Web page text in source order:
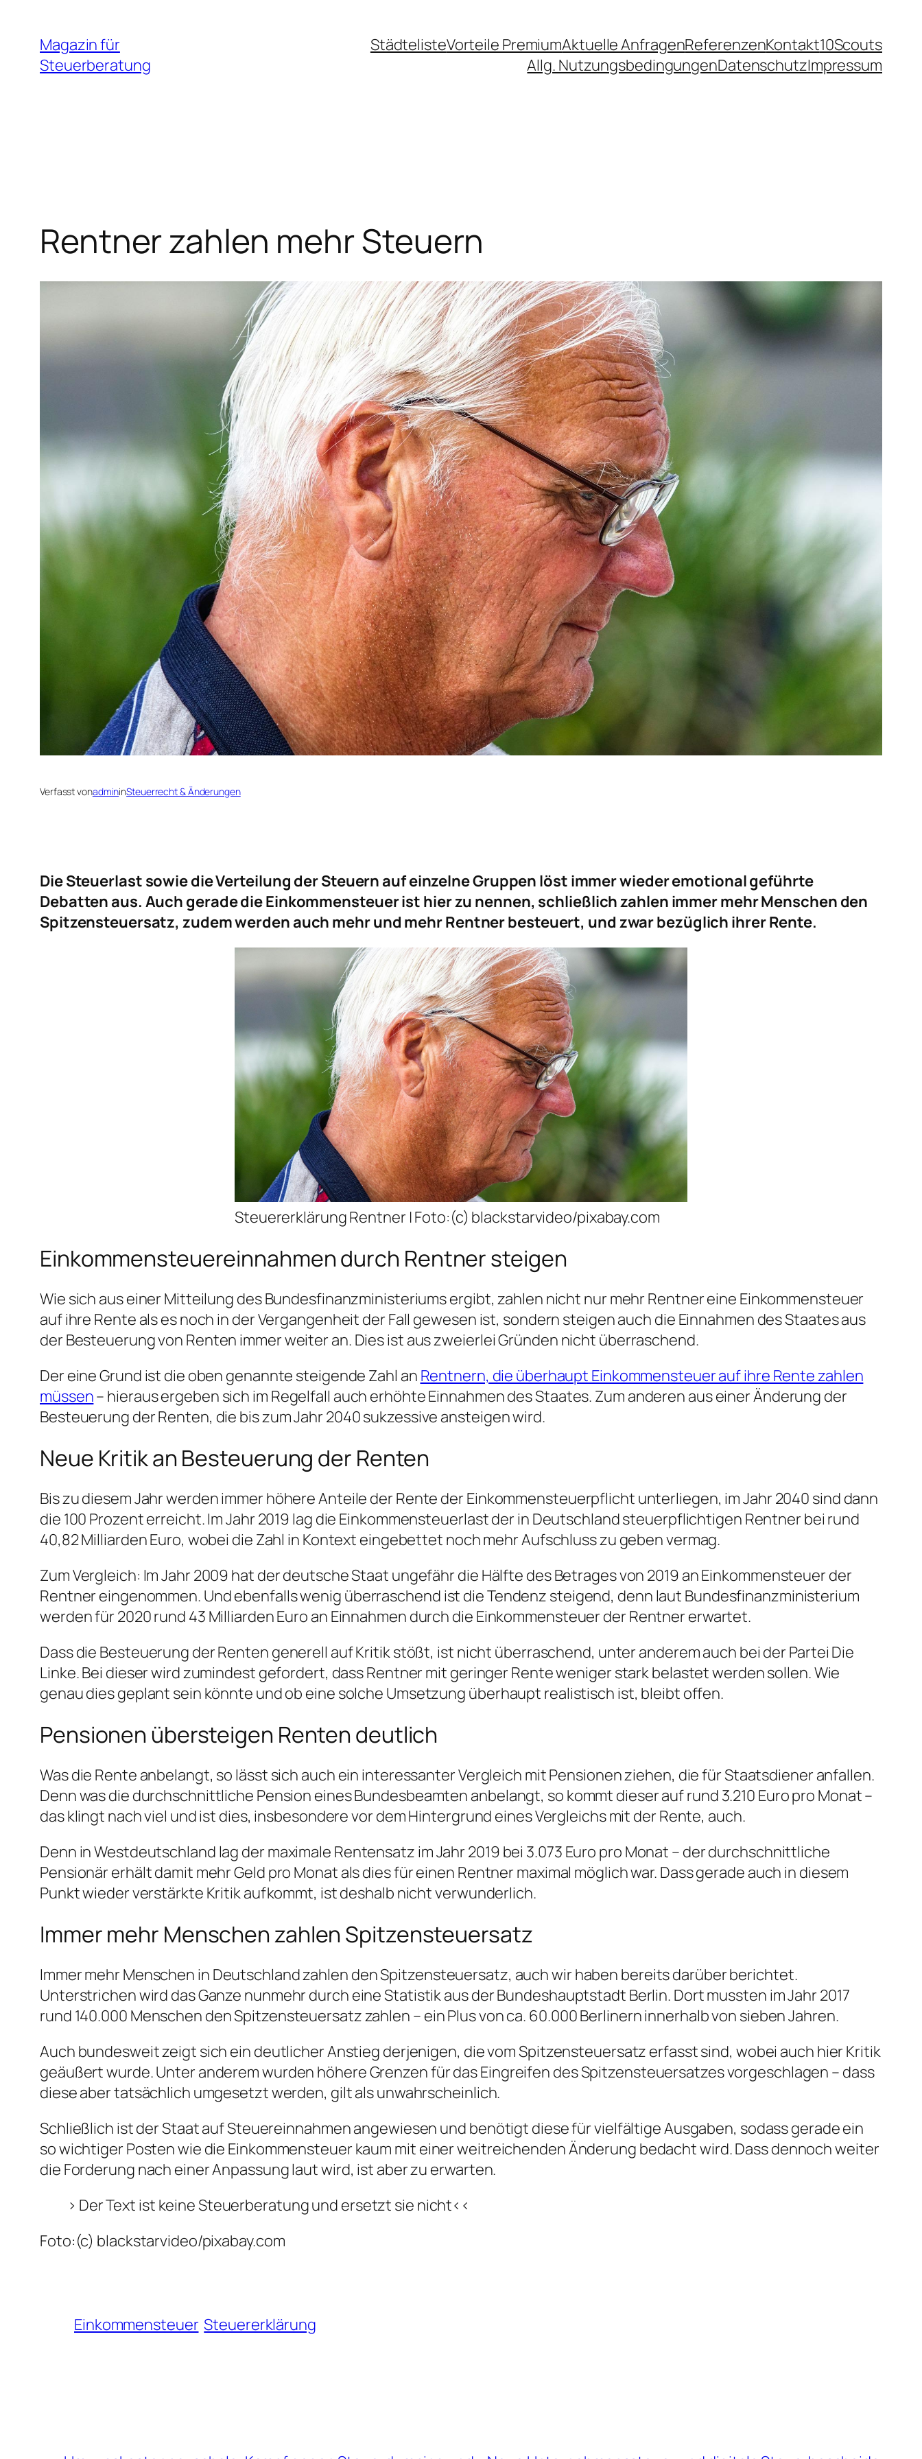
Inhalt
springen
Magazin für
Steuerberatung
StädtelisteVorteile PremiumAktuelle AnfragenReferenzenKontakt10Scouts
Allg. NutzungsbedingungenDatenschutzImpressum
Rentner zahlen mehr Steuern
Verfasst vonadmininSteuerrecht & Änderungen
Die Steuerlast sowie die Verteilung der Steuern auf einzelne Gruppen löst immer wieder emotional geführte
Debatten aus. Auch gerade die Einkommensteuer ist hier zu nennen, schließlich zahlen immer mehr Menschen den
Spitzensteuersatz, zudem werden auch mehr und mehr Rentner besteuert, und zwar bezüglich ihrer Rente.
Steuererklärung Rentner | Foto:(c) blackstarvideo/pixabay.com
Einkommensteuereinnahmen durch Rentner steigen
Wie sich aus einer Mitteilung des Bundesfinanzministeriums ergibt, zahlen nicht nur mehr Rentner eine Einkommensteuer
auf ihre Rente als es noch in der Vergangenheit der Fall gewesen ist, sondern steigen auch die Einnahmen des Staates aus
der Besteuerung von Renten immer weiter an. Dies ist aus zweierlei Gründen nicht überraschend.
Der eine Grund ist die oben genannte steigende Zahl an Rentnern, die überhaupt Einkommensteuer auf ihre Rente zahlen
müssen– hieraus ergeben sich im Regelfall auch erhöhte Einnahmen des Staates. Zum anderen aus einer Änderung der
Besteuerung der Renten, die bis zum Jahr 2040 sukzessive ansteigen wird.
Neue Kritik an Besteuerung der Renten
Bis zu diesem Jahr werden immer höhere Anteile der Rente der Einkommensteuerpflicht unterliegen, im Jahr 2040 sind dann
die 100 Prozent erreicht. Im Jahr 2019 lag die Einkommensteuerlast der in Deutschland steuerpflichtigen Rentner bei rund
40,82 Milliarden Euro, wobei die Zahl in Kontext eingebettet noch mehr Aufschluss zu geben vermag.
Zum Vergleich: Im Jahr 2009 hat der deutsche Staat ungefähr die Hälfte des Betrages von 2019 an Einkommensteuer der
Rentner eingenommen. Und ebenfalls wenig überraschend ist die Tendenz steigend, denn laut Bundesfinanzministerium
werden für 2020 rund 43 Milliarden Euro an Einnahmen durch die Einkommensteuer der Rentner erwartet.
Dass die Besteuerung der Renten generell auf Kritik stößt, ist nicht überraschend, unter anderem auch bei der Partei Die
Linke. Bei dieser wird zumindest gefordert, dass Rentner mit geringer Rente weniger stark belastet werden sollen. Wie
genau dies geplant sein könnte und ob eine solche Umsetzung überhaupt realistisch ist, bleibt offen.
Pensionen übersteigen Renten deutlich
Was die Rente anbelangt, so lässt sich auch ein interessanter Vergleich mit Pensionen ziehen, die für Staatsdiener anfallen.
Denn was die durchschnittliche Pension eines Bundesbeamten anbelangt, so kommt dieser auf rund 3.210 Euro pro Monat –
das klingt nach viel und ist dies, insbesondere vor dem Hintergrund eines Vergleichs mit der Rente, auch.
Denn in Westdeutschland lag der maximale Rentensatz im Jahr 2019 bei 3.073 Euro pro Monat – der durchschnittliche
Pensionär erhält damit mehr Geld pro Monat als dies für einen Rentner maximal möglich war. Dass gerade auch in diesem
Punkt wieder verstärkte Kritik aufkommt, ist deshalb nicht verwunderlich.
Immer mehr Menschen zahlen Spitzensteuersatz
Immer mehr Menschen in Deutschland zahlen den Spitzensteuersatz, auch wir haben bereits darüber berichtet.
Unterstrichen wird das Ganze nunmehr durch eine Statistik aus der Bundeshauptstadt Berlin. Dort mussten im Jahr 2017
rund 140.000 Menschen den Spitzensteuersatz zahlen – ein Plus von ca. 60.000 Berlinern innerhalb von sieben Jahren.
Auch bundesweit zeigt sich ein deutlicher Anstieg derjenigen, die vom Spitzensteuersatz erfasst sind, wobei auch hier Kritik
geäußert wurde. Unter anderem wurden höhere Grenzen für das Eingreifen des Spitzensteuersatzes vorgeschlagen – dass
diese aber tatsächlich umgesetzt werden, gilt als unwahrscheinlich.
Schließlich ist der Staat auf Steuereinnahmen angewiesen und benötigt diese für vielfältige Ausgaben, sodass gerade ein
so wichtiger Posten wie die Einkommensteuer kaum mit einer weitreichenden Änderung bedacht wird. Dass dennoch weiter
die Forderung nach einer Anpassung laut wird, ist aber zu erwarten.
> Der Text ist keine Steuerberatung und ersetzt sie nicht<<
Foto:(c) blackstarvideo/pixabay.com
Einkommensteuer Steuererklärung